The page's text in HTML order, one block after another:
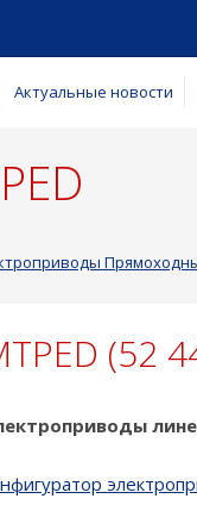
Актуальные новости
(52